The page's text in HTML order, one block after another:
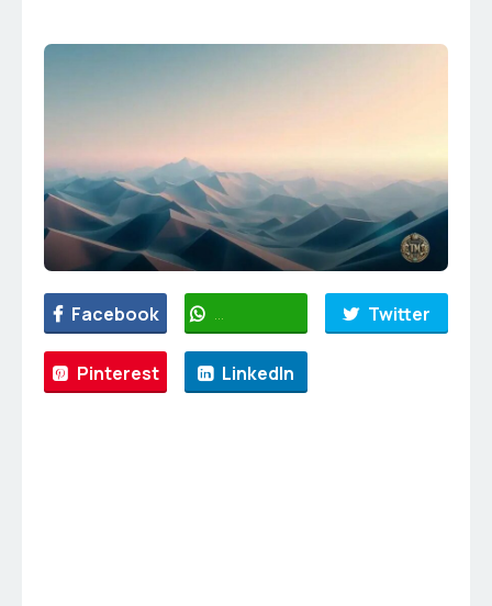
Facebook WhatsApp Twitter
Pinterest LinkedIn